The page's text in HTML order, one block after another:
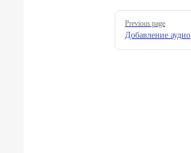
Pager
Previous page
Добавление аудио